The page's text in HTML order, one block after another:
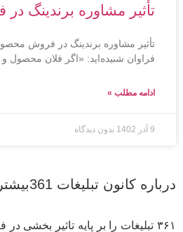
تأثیر مشاوره برندینگ
تأثیر مشاوره برندینگ در فروش
فراوان شنیده‌اید: «اگر فلان محصول
ادامه مطلب »
9 آذر 1402 بدون دیدگاه
درباره کانون تبلیغات 361بیشتر بدانید
۳۶۱ تبلیغات را بر پایه تاثیر